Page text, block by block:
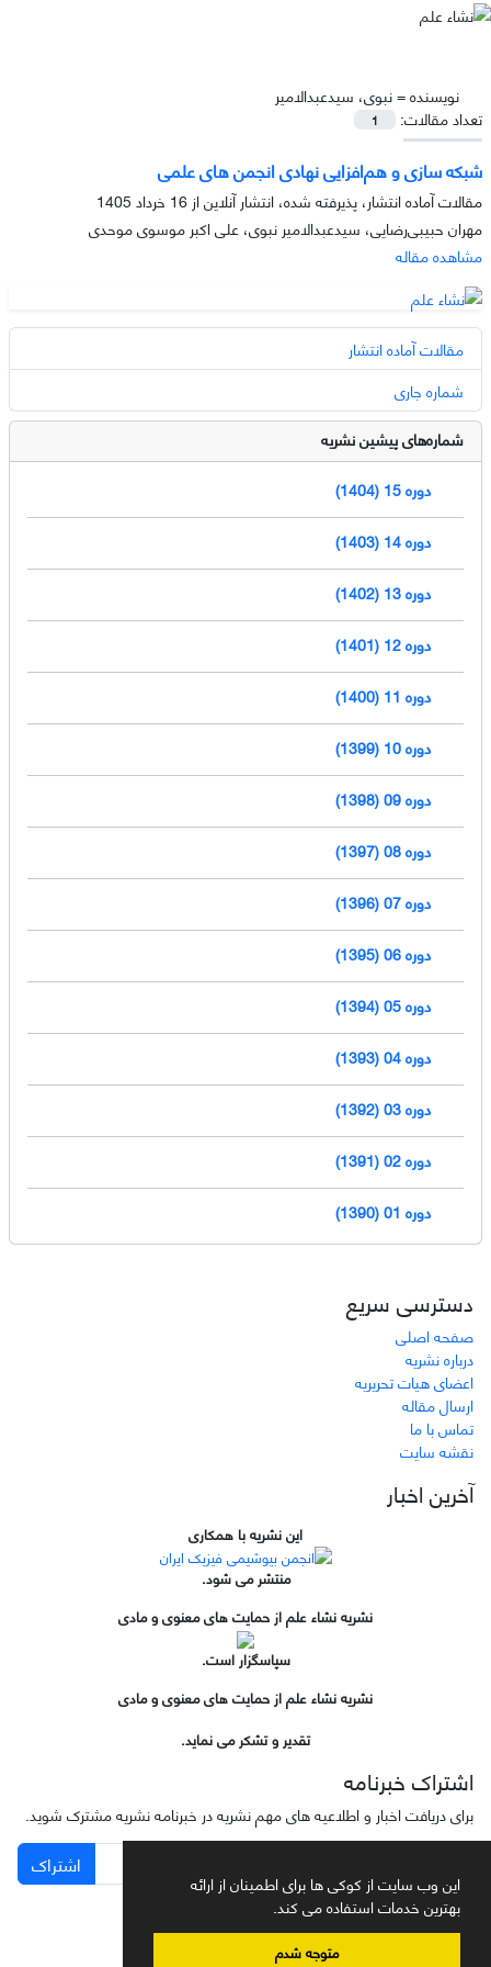
این وب سایت از کوکی ها برای اطمینان از ارائه
بهترین خدمات استفاده می کند.
متوجه شدم
نویسنده =نبوی، سیدعبدالامیر
تعداد مقالات:
1
شبکه سازی و هم‌افزایی نهادی انجمن های علمی
مقالات آماده انتشار، پذیرفته شده، انتشار آنلاین از 16 خرداد 1405
مهران حبیبی‌رضایی، سیدعبدالامیر نبوی، علی اکبر موسوی موحدی
مشاهده مقاله
مقالات آماده انتشار
شماره جاری
شماره‌های پیشین نشریه
دوره 15 (1404)
دوره 14 (1403)
دوره 13 (1402)
دوره 12 (1401)
دوره 11 (1400)
دوره 10 (1399)
دوره 09 (1398)
دوره 08 (1397)
دوره 07 (1396)
دوره 06 (1395)
دوره 05 (1394)
دوره 04 (1393)
دوره 03 (1392)
دوره 02 (1391)
دوره 01 (1390)
دسترسی سریع
صفحه اصلی
درباره نشریه
اعضای هیات تحریریه
ارسال مقاله
تماس با ما
نقشه سایت
آخرین اخبار
این نشریه با همکاری
منتشر می شود.
نشریه نشاء علم از حمایت های معنوی و مادی
سپاسگزار است.
نشریه نشاء علم از حمایت های معنوی و مادی
تقدیر و تشکر می نماید.
اشتراک خبرنامه
برای دریافت اخبار و اطلاعیه های مهم نشریه در خبرنامه نشریه مشترک شوید.
اشتراک